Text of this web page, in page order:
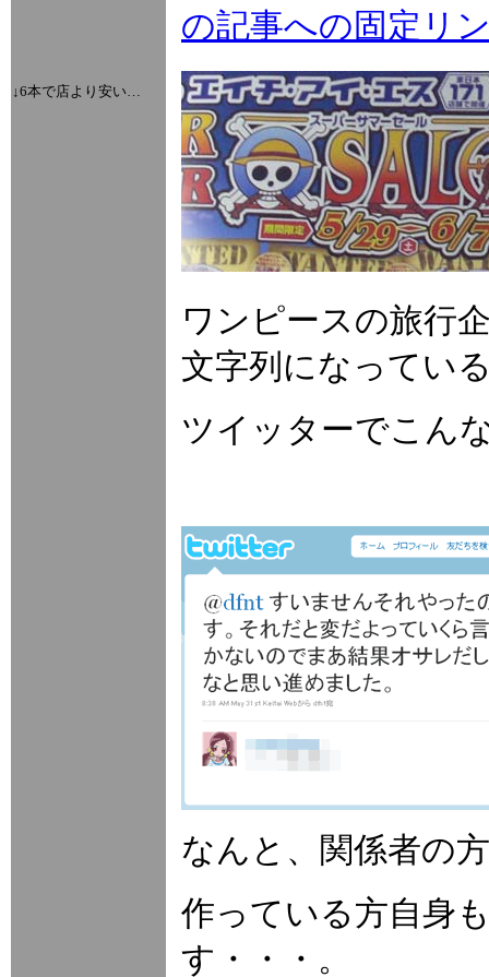
↓6本で店より安い…
の記事への固定リ
ワンピースの旅行
文字列になってい
ツイッターでこん
なんと、関係者の
作っている方自身
す・・・。